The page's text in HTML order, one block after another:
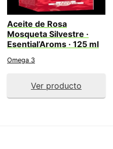
Aceite de Rosa
Mosqueta Silvestre ·
Esential’Aroms · 125 ml
Omega 3
Ver producto